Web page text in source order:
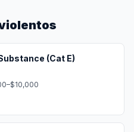
(Cat E)